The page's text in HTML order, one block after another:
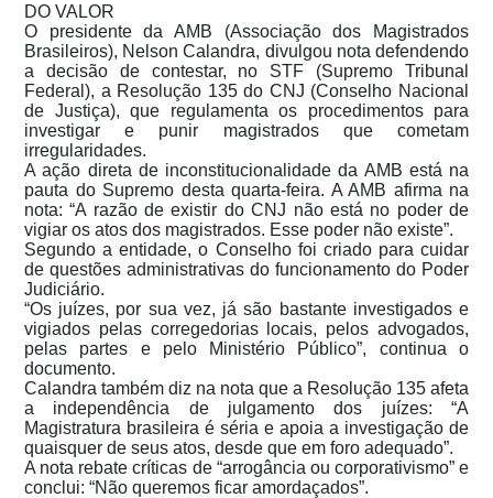
DO VALOR
O presidente da AMB (Associação dos Magistrados
Brasileiros), Nelson Calandra, divulgou nota defendendo
a decisão de contestar, no STF (Supremo Tribunal
Federal), a Resolução 135 do CNJ (Conselho Nacional
de Justiça), que regulamenta os procedimentos para
investigar e punir magistrados que cometam
irregularidades.
A ação direta de inconstitucionalidade da AMB está na
pauta do Supremo desta quarta-feira. A AMB afirma na
nota: “A razão de existir do CNJ não está no poder de
vigiar os atos dos magistrados. Esse poder não existe”.
Segundo a entidade, o Conselho foi criado para cuidar
de questões administrativas do funcionamento do Poder
Judiciário.
“Os juízes, por sua vez, já são bastante investigados e
vigiados pelas corregedorias locais, pelos advogados,
pelas partes e pelo Ministério Público”, continua o
documento.
Calandra também diz na nota que a Resolução 135 afeta
a independência de julgamento dos juízes: “A
Magistratura brasileira é séria e apoia a investigação de
quaisquer de seus atos, desde que em foro adequado”.
A nota rebate críticas de “arrogância ou corporativismo” e
conclui: “Não queremos ficar amordaçados”.